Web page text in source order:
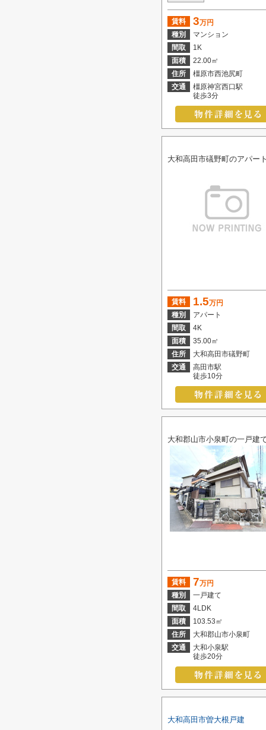
賃料 3万円
種別
マンション
間取
1K
面積
22.00㎡
住所
橿原市西池尻町
交通
橿原神宮西口駅
徒歩3分
大和高田市礒野町のアパー
賃料 1.5万円
種別
アパート
間取
4K
面積
35.00㎡
住所
大和高田市礒野町
交通
高田市駅
徒歩10分
大和郡山市小泉町の一戸建
賃料 7万円
種別
一戸建て
間取
4LDK
面積
103.53㎡
住所
大和郡山市小泉町
交通
大和小泉駅
徒歩20分
大和高田市曽大根戸建